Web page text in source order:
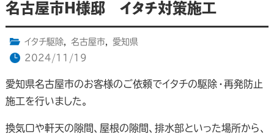
名古屋市H様邸 イタチ対策施工
イタチ駆除, 名古屋市,
愛知県
2024/11/19
愛知県名古屋市のお客様のご依頼でイタチの駆除・再発防止
施工を行いました。
換気口や軒天の隙間、屋根の隙間、排水部といった場所から、